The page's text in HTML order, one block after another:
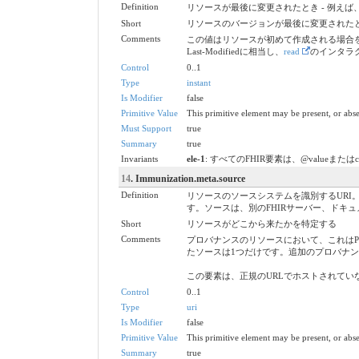
Definition
リソースが最後に変更されたとき - 例えば
Short
リソースのバージョンが最後に変更された
Comments
この値はリソースが初めて作成される場
Last-Modifiedに相当し、 read
のインタラ
Control
0..1
Type
instant
Is Modifier
false
Primitive Value
This primitive element may be present, or
Must Support
true
Summary
true
Invariants
ele-1 : すべてのFHIR要素は、@valueまた
14. Immunization.meta.source
Definition
リソースのソースシステムを識別するURI
す。ソースは、別のFHIRサーバー、ドキ
Short
リソースがどこから来たかを特定する
Comments
プロバナンスのリソースにおいて、これは
たソースは1つだけです。追加のプロバナ
この要素は、正規のURLでホストされて
Control
0..1
Type
uri
Is Modifier
false
Primitive Value
This primitive element may be present, or
Summary
true